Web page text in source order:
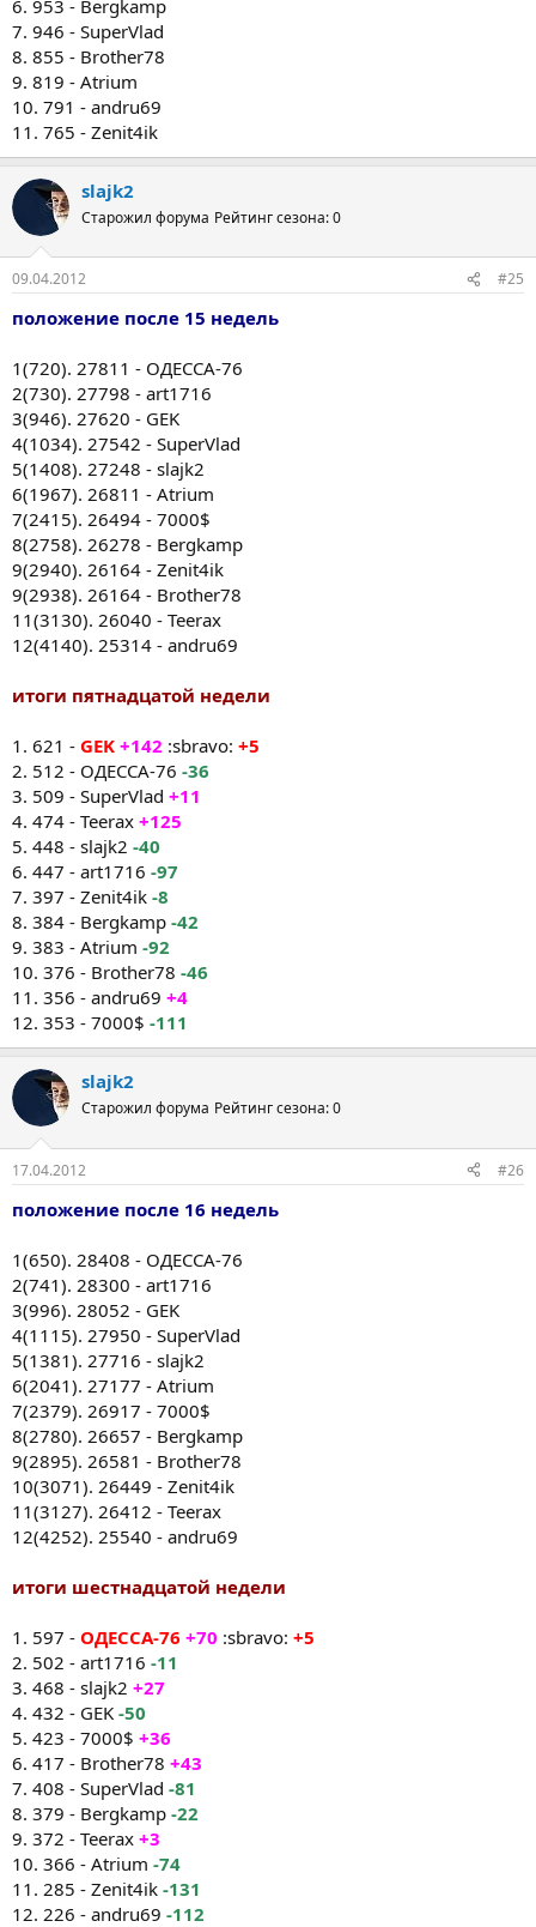
6. 953 - Bergkamp
7. 946 - SuperVlad
8. 855 - Brother78
9. 819 - Atrium
10. 791 - andru69
11. 765 - Zenit4ik
slajk2
Старожил форума Рейтинг сезона: 0
09.04.2012 #25
положение после 15 недель
1(720). 27811 - ОДЕССА-76
2(730). 27798 - art1716
3(946). 27620 - GEK
4(1034). 27542 - SuperVlad
5(1408). 27248 - slajk2
6(1967). 26811 - Atrium
7(2415). 26494 - 7000$
8(2758). 26278 - Bergkamp
9(2940). 26164 - Zenit4ik
9(2938). 26164 - Brother78
11(3130). 26040 - Teerax
12(4140). 25314 - andru69
итоги пятнадцатой недели
1. 621 - GEK +142 :sbravo: +5
2. 512 - ОДЕССА-76 -36
3. 509 - SuperVlad +11
4. 474 - Teerax +125
5. 448 - slajk2 -40
6. 447 - art1716 -97
7. 397 - Zenit4ik -8
8. 384 - Bergkamp -42
9. 383 - Atrium -92
10. 376 - Brother78 -46
11. 356 - andru69 +4
12. 353 - 7000$ -111
slajk2
Старожил форума Рейтинг сезона: 0
17.04.2012 #26
положение после 16 недель
1(650). 28408 - ОДЕССА-76
2(741). 28300 - art1716
3(996). 28052 - GEK
4(1115). 27950 - SuperVlad
5(1381). 27716 - slajk2
6(2041). 27177 - Atrium
7(2379). 26917 - 7000$
8(2780). 26657 - Bergkamp
9(2895). 26581 - Brother78
10(3071). 26449 - Zenit4ik
11(3127). 26412 - Teerax
12(4252). 25540 - andru69
итоги шестнадцатой недели
1. 597 - ОДЕССА-76 +70 :sbravo: +5
2. 502 - art1716 -11
3. 468 - slajk2 +27
4. 432 - GEK -50
5. 423 - 7000$ +36
6. 417 - Brother78 +43
7. 408 - SuperVlad -81
8. 379 - Bergkamp -22
9. 372 - Teerax +3
10. 366 - Atrium -74
11. 285 - Zenit4ik -131
12. 226 - andru69 -112